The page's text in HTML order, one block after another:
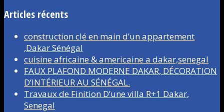
Articles récents
construction clé en main d’un appartement
,Dakar Sénégal
cuisine africaine & americaine a dakar,senegal
FAUX PLAFOND MODERNE DAKAR, DÉCORATION
D’INTÉRIEUR AU SÉNÉGAL.
Travaux de Finition D’une villa R+1 Dakar,
Senegal